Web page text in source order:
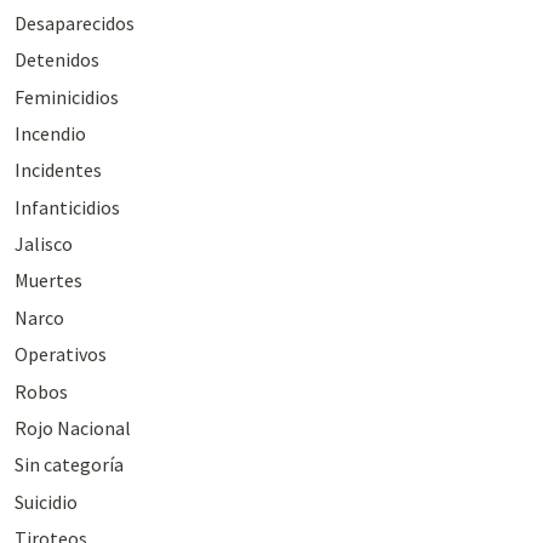
Desaparecidos
Detenidos
Feminicidios
Incendio
Incidentes
Infanticidios
Jalisco
Muertes
Narco
Operativos
Robos
Rojo Nacional
Sin categoría
Suicidio